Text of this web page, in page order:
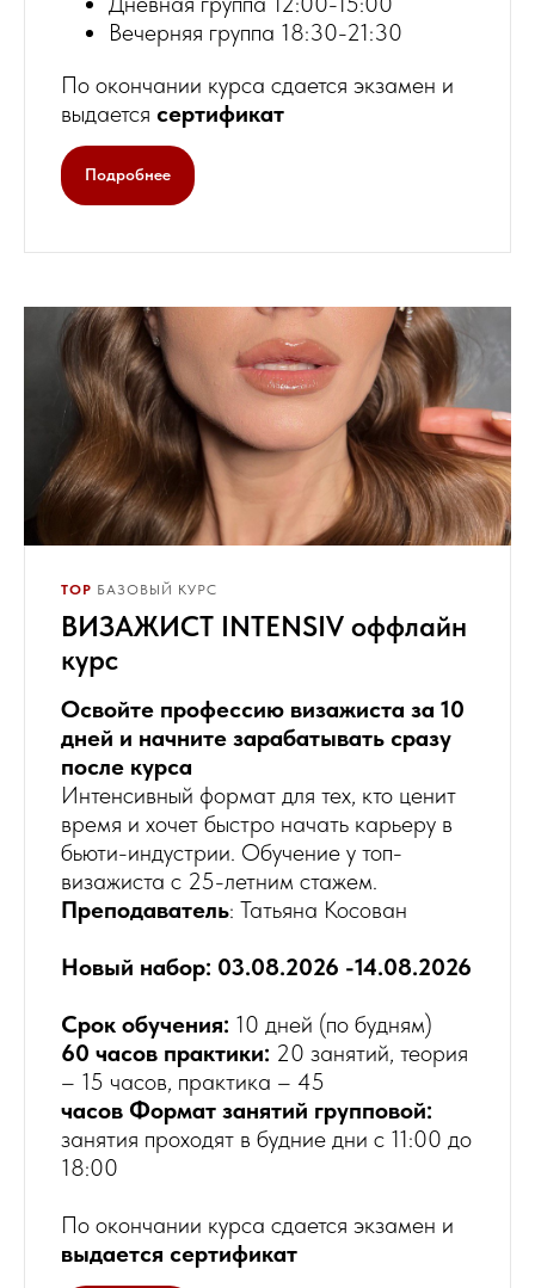
Вечерняя группа 18:30-21:30
По окончании курса сдается экзамен и
выдается сертификат
Подробнее
TOP БАЗОВЫЙ КУРС
ВИЗАЖИСТ INTENSIV оффлайн
курс
Освойте профессию визажиста за 10
дней и начните зарабатывать сразу
после курса
Интенсивный формат для тех, кто ценит
время и хочет быстро начать карьеру в
бьюти-индустрии. Обучение у топ-
визажиста с 25-летним стажем.
Преподаватель: Татьяна Косован
Новый набор: 03.08.2026 -14.08.2026
Срок обучения: 10 дней (по будням)
60 часов практики: 20 занятий, теория
– 15 часов, практика – 45
часов Формат занятий групповой:
занятия проходят в будние дни с 11:00 до
18:00
По окончании курса сдается экзамен и
выдается сертификат